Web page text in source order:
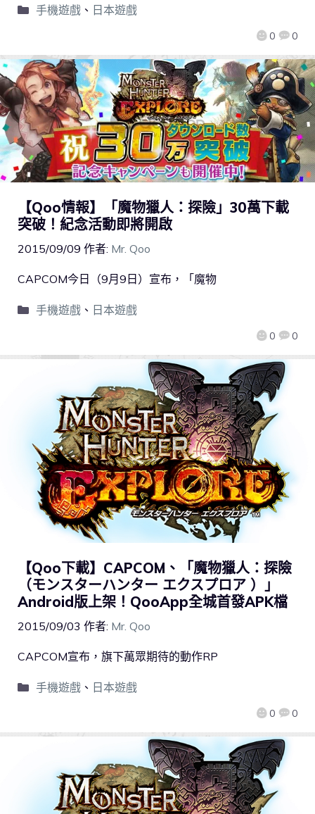
0 0
手機遊戲、 日本遊戲
【Qoo情報】「魔物獵人：探險」30萬下載
突破！紀念活動即將開啟
2015/09/09 作者: Mr. Qoo
0 0
CAPCOM今日（9月9日）宣布，「魔物
手機遊戲、 日本遊戲
【Qoo下載】CAPCOM、「魔物獵人：探險
（モンスターハンター エクスプロア ）」
Android版上架！QooApp全城首發APK檔
2015/09/03 作者: Mr. Qoo
0 0
CAPCOM宣布，旗下萬眾期待的動作RP
手機遊戲、 日本遊戲